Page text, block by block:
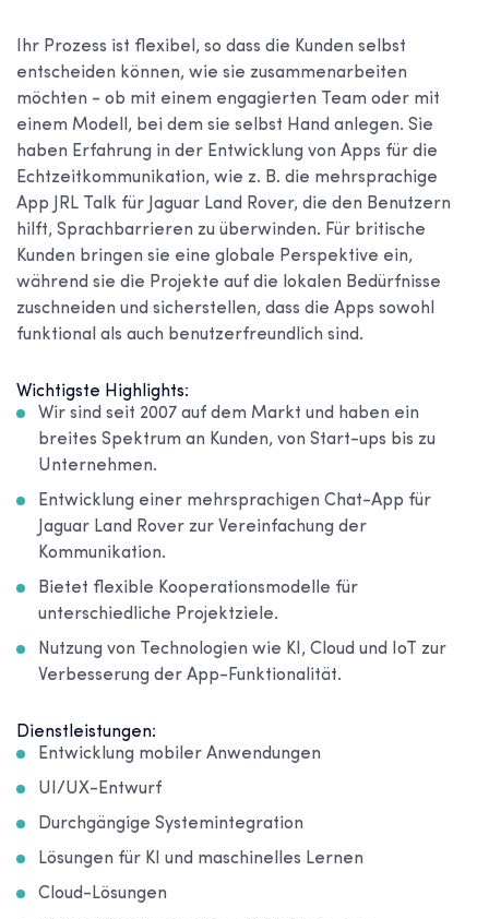
Ihr Prozess ist flexibel, so dass die Kunden selbst
entscheiden können, wie sie zusammenarbeiten
möchten - ob mit einem engagierten Team oder mit
einem Modell, bei dem sie selbst Hand anlegen. Sie
haben Erfahrung in der Entwicklung von Apps für die
Echtzeitkommunikation, wie z. B. die mehrsprachige
App JRL Talk für Jaguar Land Rover, die den Benutzern
hilft, Sprachbarrieren zu überwinden. Für britische
Kunden bringen sie eine globale Perspektive ein,
während sie die Projekte auf die lokalen Bedürfnisse
zuschneiden und sicherstellen, dass die Apps sowohl
funktional als auch benutzerfreundlich sind.
Wichtigste Highlights:
Wir sind seit 2007 auf dem Markt und haben ein
breites Spektrum an Kunden, von Start-ups bis zu
Unternehmen.
Entwicklung einer mehrsprachigen Chat-App für
Jaguar Land Rover zur Vereinfachung der
Kommunikation.
Bietet flexible Kooperationsmodelle für
unterschiedliche Projektziele.
Nutzung von Technologien wie KI, Cloud und IoT zur
Verbesserung der App-Funktionalität.
Dienstleistungen:
Entwicklung mobiler Anwendungen
UI/UX-Entwurf
Durchgängige Systemintegration
Lösungen für KI und maschinelles Lernen
Cloud-Lösungen